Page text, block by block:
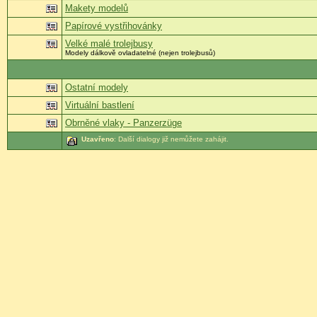
Makety modelů
Papírové vystřihovánky
Velké malé trolejbusy
Modely dálkově ovladatelné (nejen trolejbusů)
Ostatní modely
Virtuální bastlení
Obrněné vlaky - Panzerzüge
Uzavřeno: Další dialogy již nemůžete zahájit.